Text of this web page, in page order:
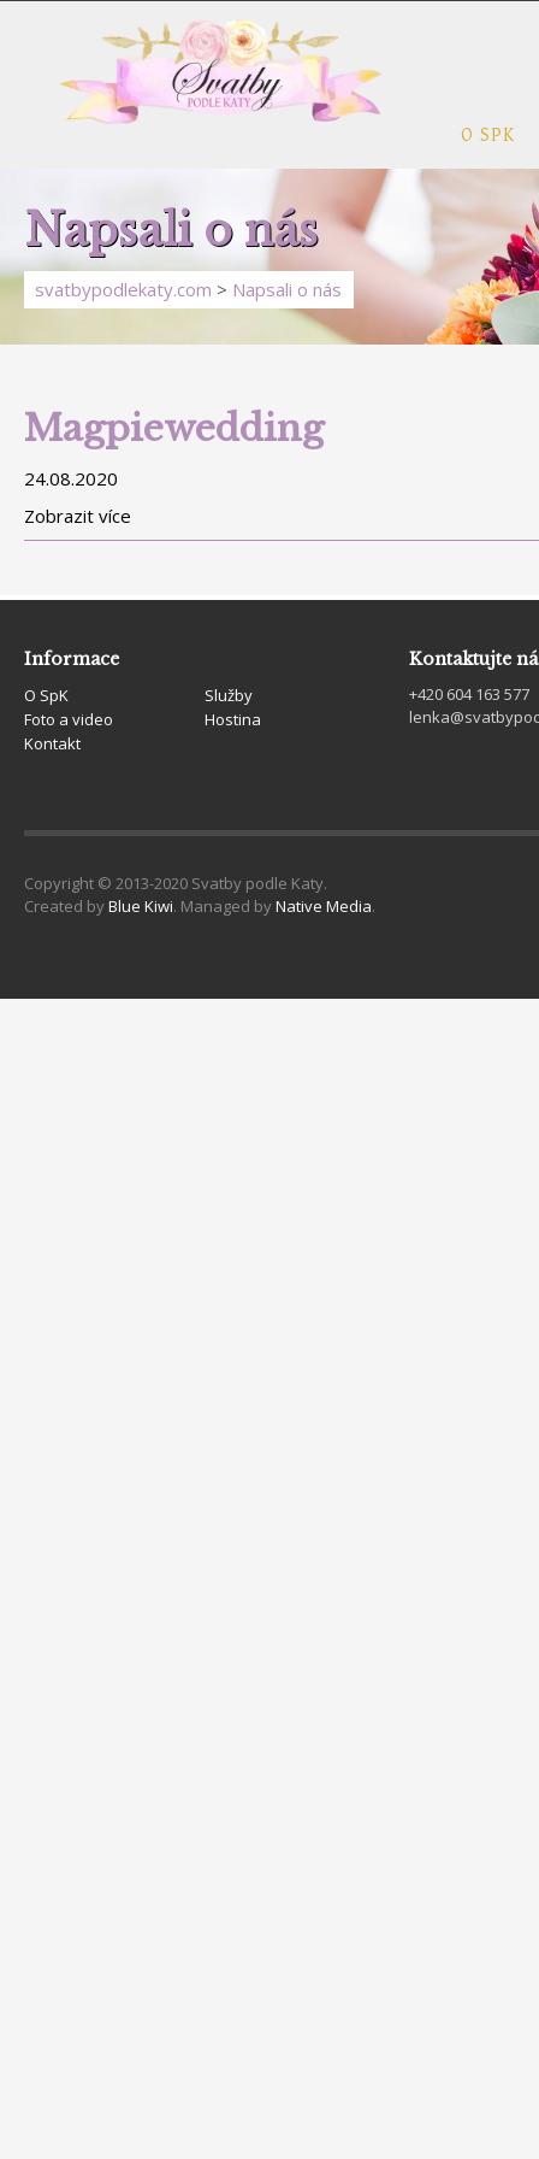
O SPK
Napsali o nás
svatbypodlekaty.com > Napsali o nás
Magpiewedding
24.08.2020
Zobrazit více
Informace
O SpK
Služby
Foto a video
Hostina
Kontakt
Kontaktujte
+420 604 163 577
Copyright © 2013-2020 Svatby podle Katy.
Created byBlue Kiwi. Managed byNative Media.